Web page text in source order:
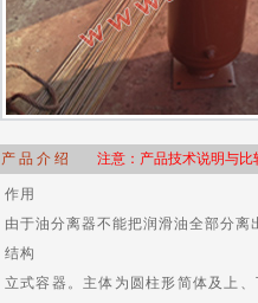
产 品 介 绍 注意：产品技术说明与比较
作用
由于油分离器不能把润滑油全部分
结构
立式容器。主体为圆柱形简体及上